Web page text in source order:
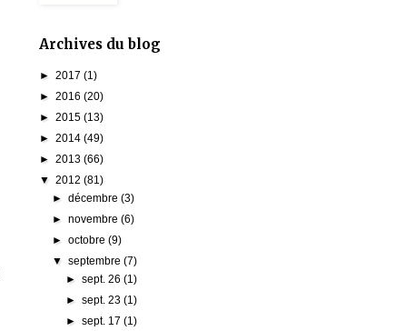
Archives du blog
► 2017 (1)
► 2016 (20)
► 2015 (13)
► 2014 (49)
► 2013 (66)
▼ 2012 (81)
►décembre(3)
►novembre(6)
►octobre(9)
▼septembre(7)
► sept. 26 (1)
► sept. 23 (1)
► sept. 17 (1)